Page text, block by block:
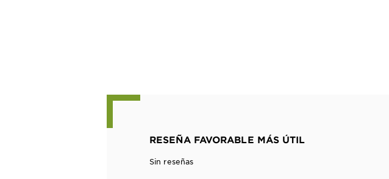
RESEÑA FAVORABLE MÁS ÚTIL
Sin reseñas